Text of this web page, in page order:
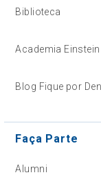
Biblioteca
Academia
Blog Fique por
Faça Parte
Alumni